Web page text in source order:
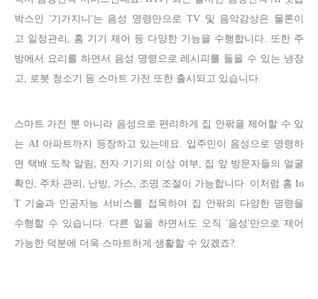
박스인 '기가지니'는 음성 명령만으로 TV 및 음악감상은 물론이
고 일정관리, 홈 기기 제어 등 다양한 기능을 수행합니다. 또한 주
방에서 요리를 하면서 음성 명령으로 레시피를 들을 수 있는 냉장
고, 로봇 청소기 등 스마트 가전 또한 출시되고 있습니다.
스마트 가전 뿐 아니라 음성으로 편리하게 집 안팎을 제어할 수 있
는 AI 아파트까지 등장하고 있는데요. 입주민이 음성으로 명령하
면 택배 도착 알림, 전자 기기의 이상 여부, 집 앞 방문자들의 얼굴
확인, 주차 관리, 난방, 가스, 조명 조절이 가능합니다. 이처럼 홈 Io
T 기술과 인공지능 서비스를 접목하여 집 안팎의 다양한 명령을
수행할 수 있습니다. 다른 일을 하면서도 오직 '음성'만으로 제어
가능한 덕분에 더욱 스마트하게 생활할 수 있겠죠?